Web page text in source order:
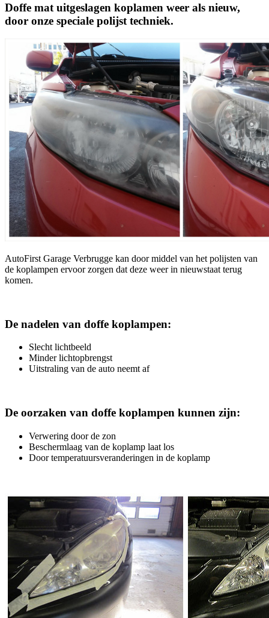
Doffe mat uitgeslagen koplamen weer als nieuw,
door onze speciale polijst techniek.
AutoFirst Garage Verbrugge kan door middel van het polijsten van
de koplampen ervoor zorgen dat deze weer in nieuwstaat terug
komen.
De nadelen van doffe koplampen:
Slecht lichtbeeld
Minder lichtopbrengst
Uitstraling van de auto neemt af
De oorzaken van doffe koplampen kunnen zijn:
Verwering door de zon
Beschermlaag van de koplamp laat los
Door temperatuursveranderingen in de koplamp